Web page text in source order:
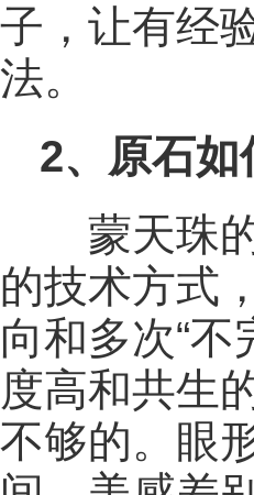
子，让有经
法。
2、原石
蒙天珠
的技术方式
向和多次“
度高和共生
不够的。眼